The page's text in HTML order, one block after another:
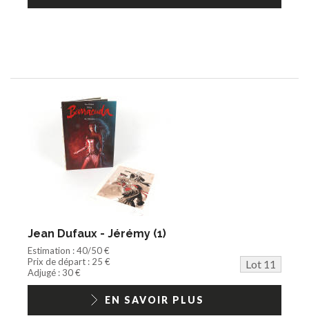
Jean Dufaux - Jérémy (1)
Estimation : 40/50 €
Prix de départ : 25 €
Lot 11
Adjugé : 30 €
EN SAVOIR PLUS